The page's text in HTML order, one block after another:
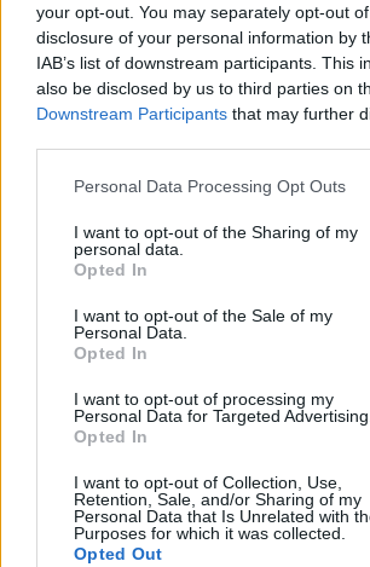
your opt-out. You may separately opt-out
disclosure of your personal information by
IAB’s list of downstream participants. This
also be disclosed by us to third parties on
Downstream Participants that may further
Please note that this website/app uses one
not limited to your visit or usage behaviour.
grant or deny consent to Google and its
use your data for below specified purposes
consent section.
Personal Data Processing Opt Outs
I want to opt-out of the Sharing of my
personal data.
Opted In
I want to opt-out of the Sale of my
Personal Data.
Opted In
I want to opt-out of processing my
Personal Data for Targeted Advertising.
Opted In
I want to opt-out of Collection, Use,
Retention, Sale, and/or Sharing of my
Personal Data that Is Unrelated with
Purposes for which it was collected.
Opted Out
vett a `hosszú menetelésben` (1934). A
népköztársaság miniszterelnökeként
Kínát kivezesse a politikai
MEGOSZTÁS